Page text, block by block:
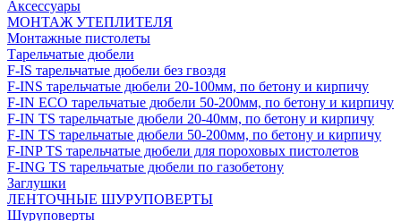
Аксессуары
МОНТАЖ УТЕПЛИТЕЛЯ
Монтажные пистолеты
Тарельчатые дюбели
F-IS тарельчатые дюбели без гвоздя
F-INS тарельчатые дюбели 20-100мм, по бетону и кирпичу
F-IN ECO тарельчатые дюбели 50-200мм, по бетону и кирпичу
F-IN TS тарельчатые дюбели 20-40мм, по бетону и кирпичу
F-IN TS тарельчатые дюбели 50-200мм, по бетону и кирпичу
F-INP TS тарельчатые дюбели для пороховых пистолетов
F-ING TS тарельчатые дюбели по газобетону
Заглушки
ЛЕНТОЧНЫЕ ШУРУПОВЕРТЫ
Шуруповерты